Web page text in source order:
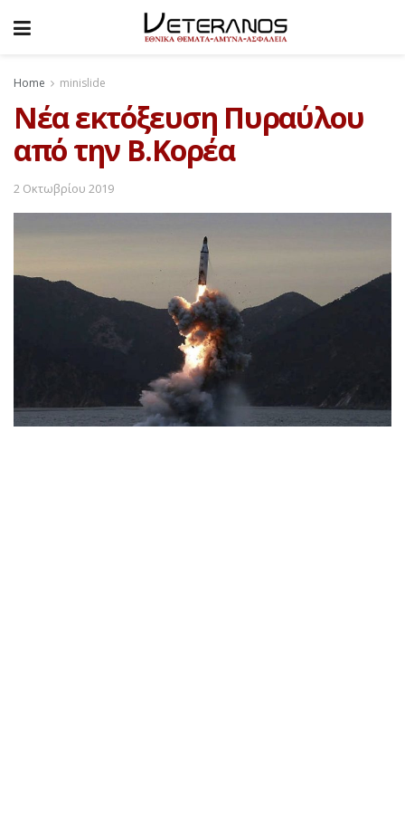
Home minislide
Νέα εκτόξευση Πυραύλου
από την Β.Κορέα
2 Οκτωβρίου 2019